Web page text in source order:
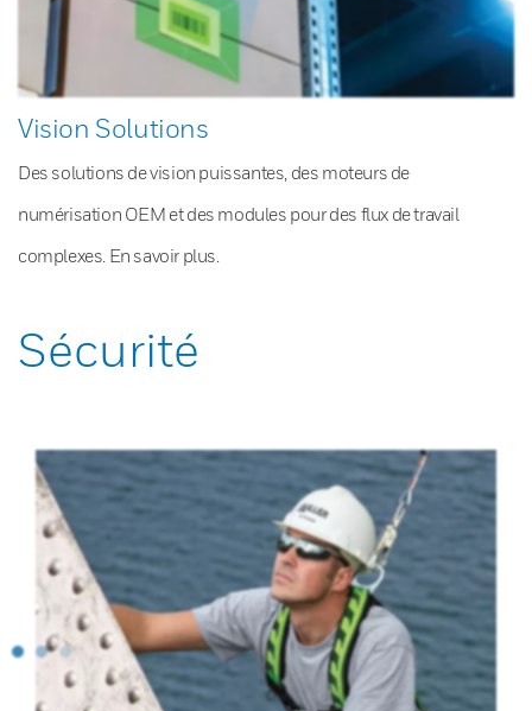
Vision Solutions
Des solutions de vision puissantes, des moteurs de
numérisation OEM et des modules pour des flux de travail
complexes. En savoir plus.
Sécurité